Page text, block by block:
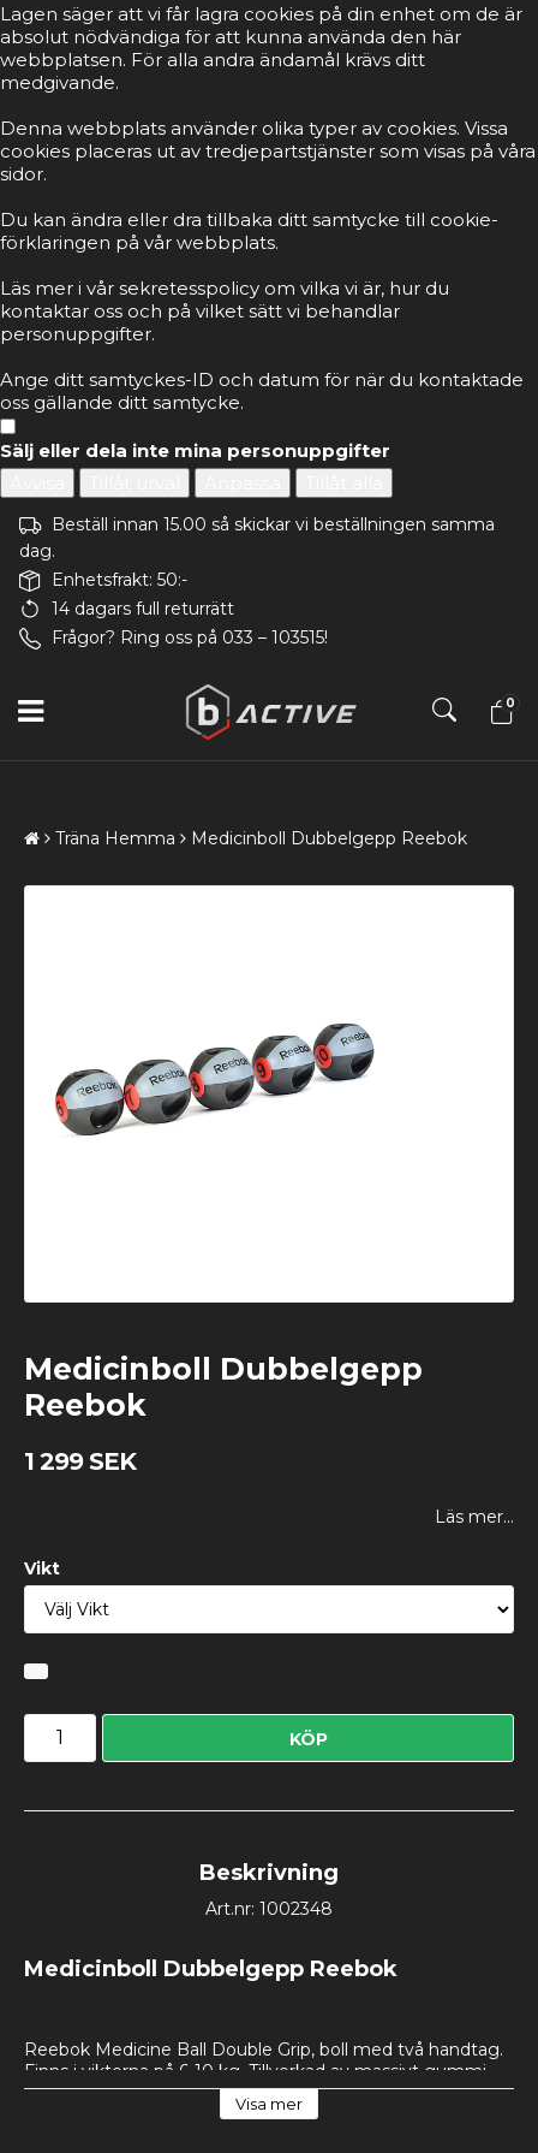
Lagen säger att vi får lagra cookies på din enhet om de är
absolut nödvändiga för att kunna använda den här
webbplatsen. För alla andra ändamål krävs ditt
medgivande.
Denna webbplats använder olika typer av cookies. Vissa
cookies placeras ut av tredjepartstjänster som visas på våra
sidor.
Du kan ändra eller dra tillbaka ditt samtycke till cookie-
förklaringen på vår webbplats.
Läs mer i vår sekretesspolicy om vilka vi är, hur du
kontaktar oss och på vilket sätt vi behandlar
personuppgifter.
Ange ditt samtyckes-ID och datum för när du kontaktade
oss gällande ditt samtycke.
Sälj eller dela inte mina personuppgifter
Beställ innan 15.00 så skickar vi beställningen samma
dag.
Enhetsfrakt: 50:-
14 dagars full returrätt
Frågor? Ring oss på 033 – 103515!
0
Träna Hemma Medicinboll Dubbelgepp Reebok
Medicinboll Dubbelgepp
Reebok
1 299 SEK
Läs mer...
Vikt
KÖP
Beskrivning
Art.nr: 1002348
Medicinboll Dubbelgepp Reebok
Reebok Medicine Ball Double Grip, boll med två handtag.
Finns i vikterna på 6-10 kg. Tillverkad av massivt gummi
som är både bekväm att hålla samt lätta att rengöra o
Medicin bollar används för en mängd olika övningar för
Visa mer